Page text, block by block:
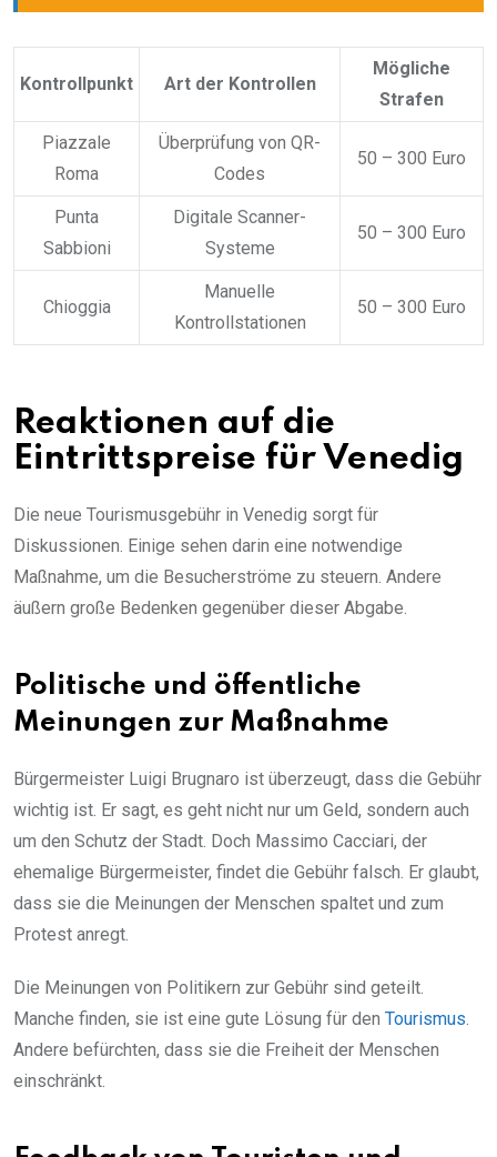
Kontrollpunkt Art der Kontrollen
Mögliche
Strafen
Piazzale
Roma
Überprüfung von QR-
Codes
50 – 300 Euro
Punta
Sabbioni
Digitale Scanner-
Systeme
50 – 300 Euro
Chioggia
Manuelle
Kontrollstationen
50 – 300 Euro
Reaktionen auf die
Eintrittspreise für Venedig
Die neue Tourismusgebühr in Venedig sorgt für
Diskussionen. Einige sehen darin eine notwendige
Maßnahme, um die Besucherströme zu steuern. Andere
äußern große Bedenken gegenüber dieser Abgabe.
Politische und öffentliche
Meinungen zur Maßnahme
Bürgermeister Luigi Brugnaro ist überzeugt, dass die Gebühr
wichtig ist. Er sagt, es geht nicht nur um Geld, sondern auch
um den Schutz der Stadt. Doch Massimo Cacciari, der
ehemalige Bürgermeister, findet die Gebühr falsch. Er glaubt,
dass sie die Meinungen der Menschen spaltet und zum
Protest anregt.
Die Meinungen von Politikern zur Gebühr sind geteilt.
Manche finden, sie ist eine gute Lösung für den Tourismus
Andere befürchten, dass sie die Freiheit der Menschen
einschränkt.